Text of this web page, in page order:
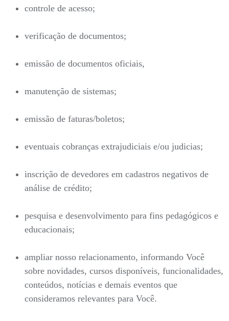
controle de acesso;
verificação de documentos;
emissão de documentos oficiais,
manutenção de sistemas;
emissão de faturas/boletos;
eventuais cobranças extrajudiciais e/ou judicias;
inscrição de devedores em cadastros negativos de
análise de crédito;
pesquisa e desenvolvimento para fins pedagógicos e
educacionais;
ampliar nosso relacionamento, informando Você
sobre novidades, cursos disponíveis, funcionalidades,
conteúdos, notícias e demais eventos que
consideramos relevantes para Você.